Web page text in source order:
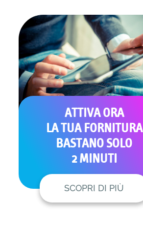
ATTIVA ORA
LA TUA FORNITURA
BASTANO SOLO
2 MINUTI
SCOPRI DI PIÙ